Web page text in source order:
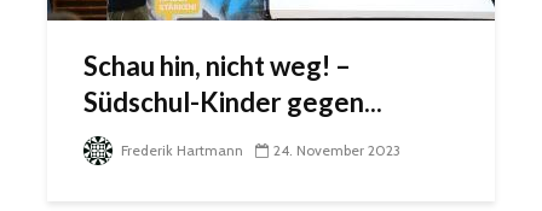
Schau hin, nicht weg! –
Südschul-Kinder gegen...
Frederik Hartmann 24. November 2023